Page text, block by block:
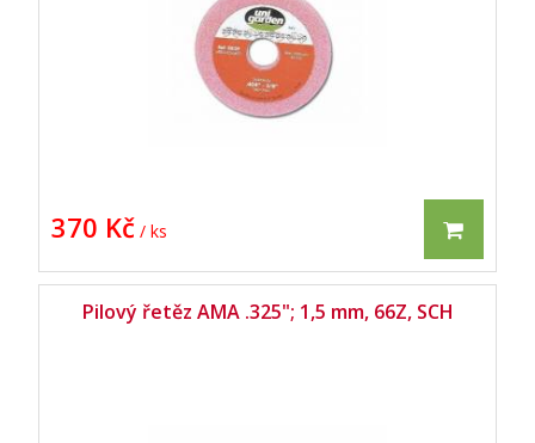
370 Kč / ks
Pilový řetěz AMA .325"; 1,5 mm, 66Z, SCH